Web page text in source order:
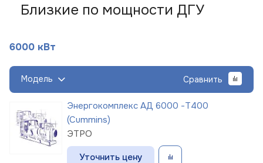
Близкие по мощности ДГУ
6000 кВт
Модель Сравнить
Энергокомплекс АД 6000 -Т400
(Cummins)
ЭТРО
Уточнить цену